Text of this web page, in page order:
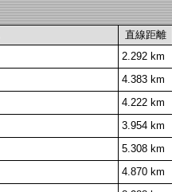
直線距離
2.292 km
4.383 km
4.222 km
3.954 km
5.308 km
4.870 km